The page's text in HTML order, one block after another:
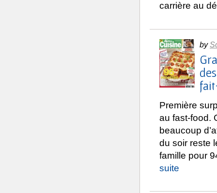
carrière au
by
Première
au fast-food.
beaucoup
du soir reste
famille pour
suite